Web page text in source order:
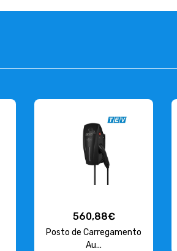
560,88€
Posto de Carregamento
Au...